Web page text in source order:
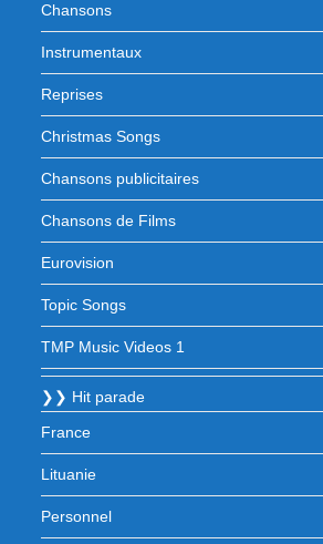
Chansons
Instrumentaux
Reprises
Christmas Songs
Chansons publicitaires
Chansons de Films
Eurovision
Topic Songs
TMP Music Videos 1
❯❯ Hit parade
France
Lituanie
Personnel